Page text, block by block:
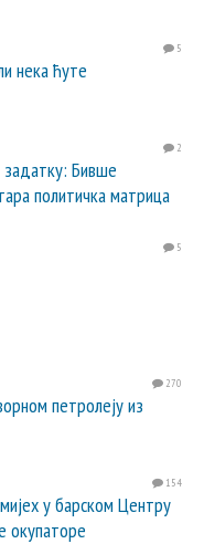
5
нека ћуте
2
Бивше
политичка матрица
5
270
петролеју из
154
у барском Центру
окупаторе